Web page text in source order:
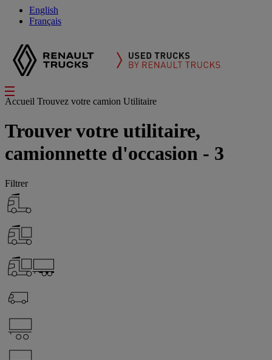
English
Français
Accueil Trouvez votre camion Utilitaire
Trouver votre utilitaire,
camionnette d'occasion - 3
Filtrer